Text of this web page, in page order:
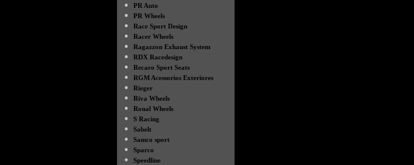
●
PR Auto
●
PR Wheels
●
Race Sport Design
●
Racer Wheels
●
Ragazzon Exhaust System
●
RDX Racedesign
●
Recaro Sport Seats
●
RGM Acessorios Exteriores
●
Rieger
●
Riva Wheels
●
Ronal Wheels
●
S Racing
●
Sabelt
●
Samco sport
●
Sparco
●
Speedline